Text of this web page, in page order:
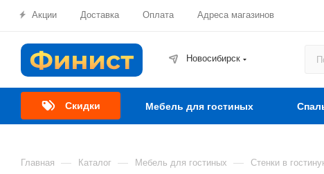
Акции Доставка Оплата Адреса магазинов
Новосибирск
Скидки Мебель для гостиных
Главная — Каталог — Мебель для гостиных — Стенки в